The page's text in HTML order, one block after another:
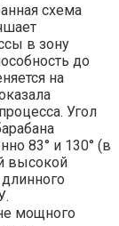
схема
в зону
до
на
Угол
83° и 130° (в
высокой
мощного